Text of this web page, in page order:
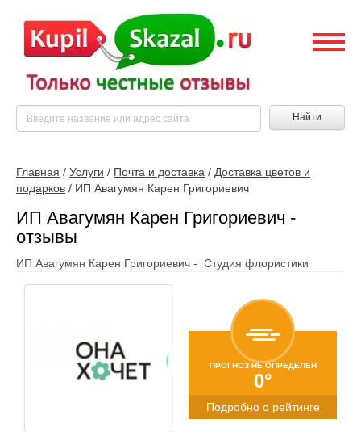
Найти
Главная / Услуги / Почта и доставка / Доставка цветов и
подарков / ИП Авагумян Карен Григориевич
ИП Авагумян Карен Григориевич -
отзывы
ИП Авагумян Карен Григориевич - Студия флористики
ПРОГНОЗ НЕ ОПРЕДЕЛЕН
0°
Подробно о рейтинге